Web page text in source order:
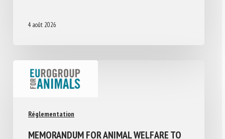
4 août 2026
Réglementation
MEMORANDUM FOR ANIMAL WELFARE TO